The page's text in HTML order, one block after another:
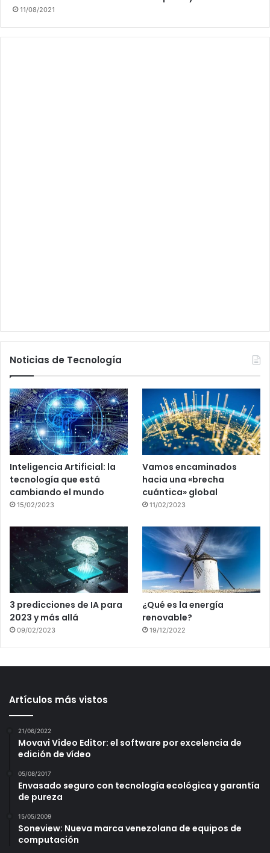
11/08/2021
Noticias de Tecnología
Inteligencia Artificial: la
tecnología que está
cambiando el mundo
15/02/2023
Vamos encaminados
hacia una «brecha
cuántica» global
11/02/2023
3 predicciones de IA para
2023 y más allá
09/02/2023
¿Qué es la energía
renovable?
19/12/2022
Artículos más vistos
21/06/2022
Movavi Video Editor: el software por excelencia de
edición de vídeo
05/08/2017
Envasado seguro con tecnología ecológica y garantía
de pureza
15/05/2009
Soneview: Nueva marca venezolana de equipos de
computación